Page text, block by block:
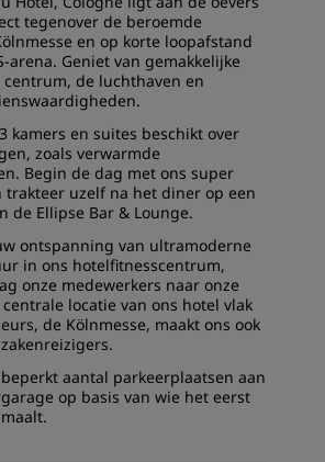
tegenover de beroemde
en op korte loopafstand
arena. Geniet van gemakkelijke
de luchthaven en
kamers en suites beschikt over
zoals verwarmde
Begin de dag met ons super
uzelf na het diner op een
de Ellipse Bar & Lounge.
ontspanning van ultramoderne
in ons hotelfitnesscentrum,
onze medewerkers naar onze
locatie van ons hotel vlak
de Kölnmesse, maakt ons ook
aantal parkeerplaatsen aan
op basis van wie het eerst